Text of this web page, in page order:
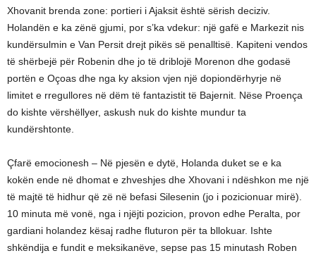
Xhovanit brenda zone: portieri i Ajaksit është sërish deciziv.
Holandën e ka zënë gjumi, por s’ka vdekur: një gafë e Markezit nis
kundërsulmin e Van Persit drejt pikës së penalltisë. Kapiteni vendos
të shërbejë për Robenin dhe jo të driblojë Morenon dhe godasë
portën e Oçoas dhe nga ky aksion vjen një dopiondërhyrje në
limitet e rregullores në dëm të fantazistit të Bajernit. Nëse Proença
do kishte vërshëllyer, askush nuk do kishte mundur ta
kundërshtonte.
Çfarë emocionesh – Në pjesën e dytë, Holanda duket se e ka
kokën ende në dhomat e zhveshjes dhe Xhovani i ndëshkon me një
të majtë të hidhur që zë në befasi Silesenin (jo i pozicionuar mirë).
10 minuta më vonë, nga i njëjti pozicion, provon edhe Peralta, por
gardiani holandez kësaj radhe fluturon për ta bllokuar. Ishte
shkëndija e fundit e meksikanëve, sepse pas 15 minutash Roben